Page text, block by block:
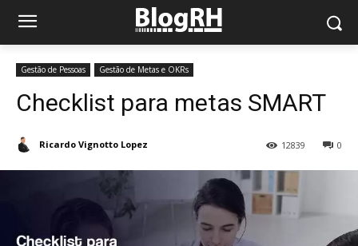
Gestão de Pessoas Gestão de Metas e OKRs
Checklist para metas SMART
Ricardo Vignotto Lopez 0
12839